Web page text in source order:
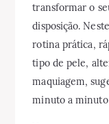
transformar o
disposição.
rotina prática,
tipo de pele,
maquiagem,
minuto a minuto